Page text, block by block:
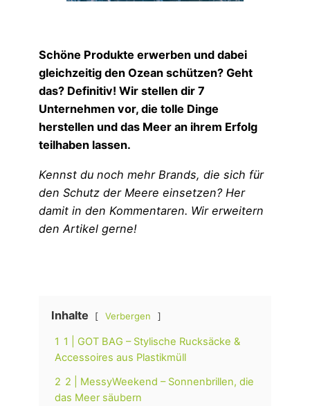
Schöne Produkte erwerben und dabei
gleichzeitig den Ozean schützen? Geht
das? Definitiv! Wir stellen dir 7
Unternehmen vor, die tolle Dinge
herstellen und das Meer an ihrem Erfolg
teilhaben lassen.
Kennst du noch mehr Brands, die sich für
den Schutz der Meere einsetzen? Her
damit in den Kommentaren. Wir erweitern
den Artikel gerne!
Inhalte Verbergen
1 1 | GOT BAG – Stylische Rucksäcke &
Accessoires aus Plastikmüll
2 2 | MessyWeekend – Sonnenbrillen, die
das Meer säubern